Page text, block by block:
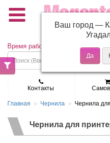
(495) 150-
Время работы: Пн - Пт 9:30 - 19:00
Контакты
Главная Чернила Чернила
Чернила для
Ваш город —